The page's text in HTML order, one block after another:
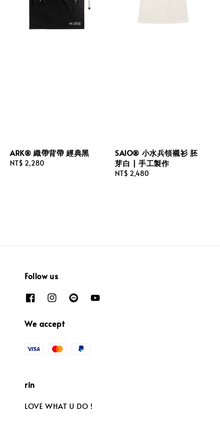
ARK® 織帶背帶 經典黑
Regular
NT$ 2,280
SAIO® 小水兵領襯衫 胚
芽白 | 手工製作
Regular
NT$ 2,480
Follow us
We accept
rin
LOVE WHAT U DO !